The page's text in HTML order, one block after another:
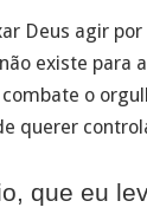
Deus agir
existe para
o
querer
que eu